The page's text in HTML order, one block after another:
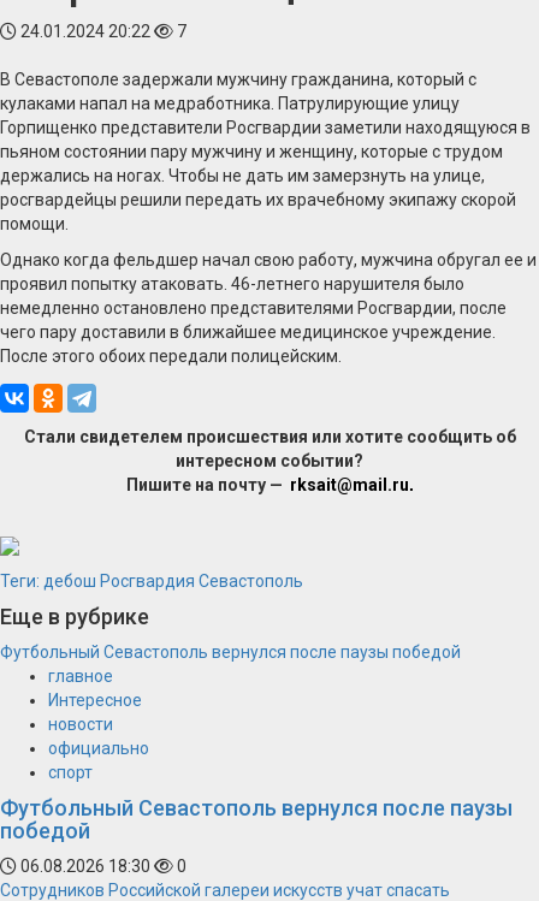
24.01.2024 20:22 7
В Севастополе задержали мужчину гражданина, который с
кулаками напал на медработника. Патрулирующие улицу
Горпищенко представители Росгвардии заметили находящуюся в
пьяном состоянии пару мужчину и женщину, которые с трудом
держались на ногах. Чтобы не дать им замерзнуть на улице,
росгвардейцы решили передать их врачебному экипажу скорой
помощи.
Однако когда фельдшер начал свою работу, мужчина обругал ее и
проявил попытку атаковать. 46-летнего нарушителя было
немедленно остановлено представителями Росгвардии, после
чего пару доставили в ближайшее медицинское учреждение.
После этого обоих передали полицейским.
Стали свидетелем происшествия или хотите сообщить об
интересном событии?
Пишите на почту — rksait@mail.ru.
Теги: дебош Росгвардия Севастополь
Еще в рубрике
Футбольный Севастополь вернулся после паузы победой
главное
Интересное
новости
официально
спорт
Футбольный Севастополь вернулся после паузы
победой
06.08.2026 18:30
0
Сотрудников Российской галереи искусств учат спасать